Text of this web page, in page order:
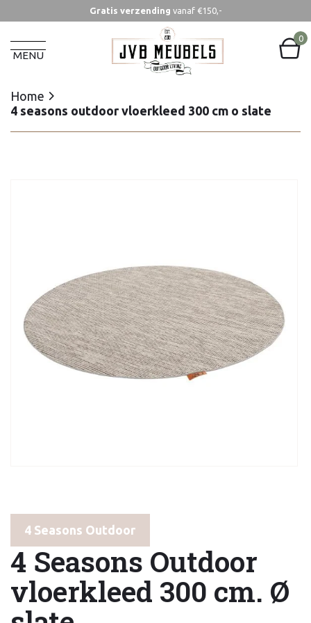
Gratis verzending vanaf €150,-
MENU
0
Home
4 seasons outdoor vloerkleed 300 cm o slate
Home
4 seasons outdoor vloerkleed 300 cm o slate
4 Seasons Outdoor
4 Seasons Outdoor
vloerkleed 300 cm. Ø